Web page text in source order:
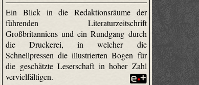
Ein Blick in die Redaktionsräume der
führenden Literaturzeitschrift
Großbritanniens und ein Rundgang durch
die Druckerei, in welcher die
Schnellpressen die illustrierten Bogen für
die geschätzte Leserschaft in hoher Zahl
vervielfältigen.